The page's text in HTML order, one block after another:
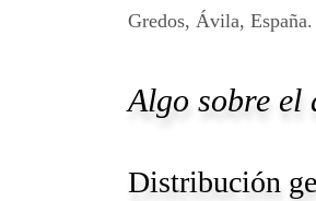
Gredos, Ávila, España.
Algo sobre el
Distribución